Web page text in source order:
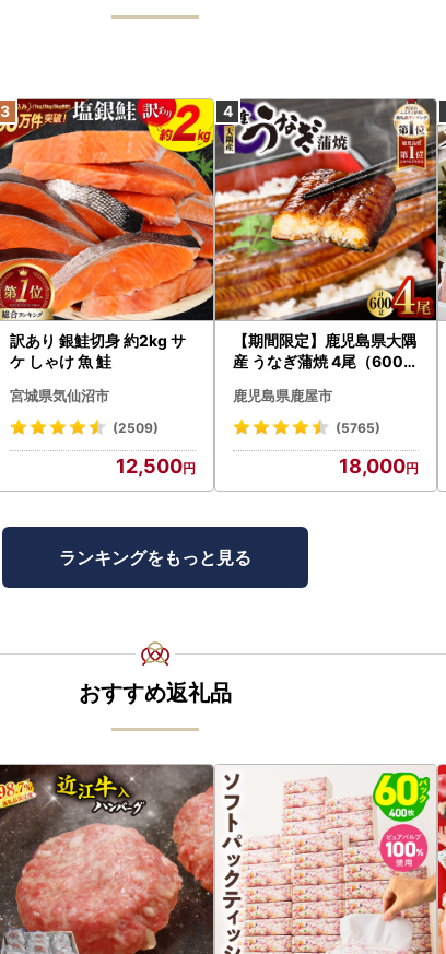
訳あり 銀鮭切身 約2kg サ
ケ しゃけ 魚 鮭
宮城県気仙沼市
(2509)
12,500
【期間限定】鹿児島県大隅
産 うなぎ蒲焼 4尾（600g
うなぎ 鰻 魚 惣菜 総菜
鹿児島県鹿屋市
(5765)
18,000
ランキングをもっと見る
おすすめ返礼品